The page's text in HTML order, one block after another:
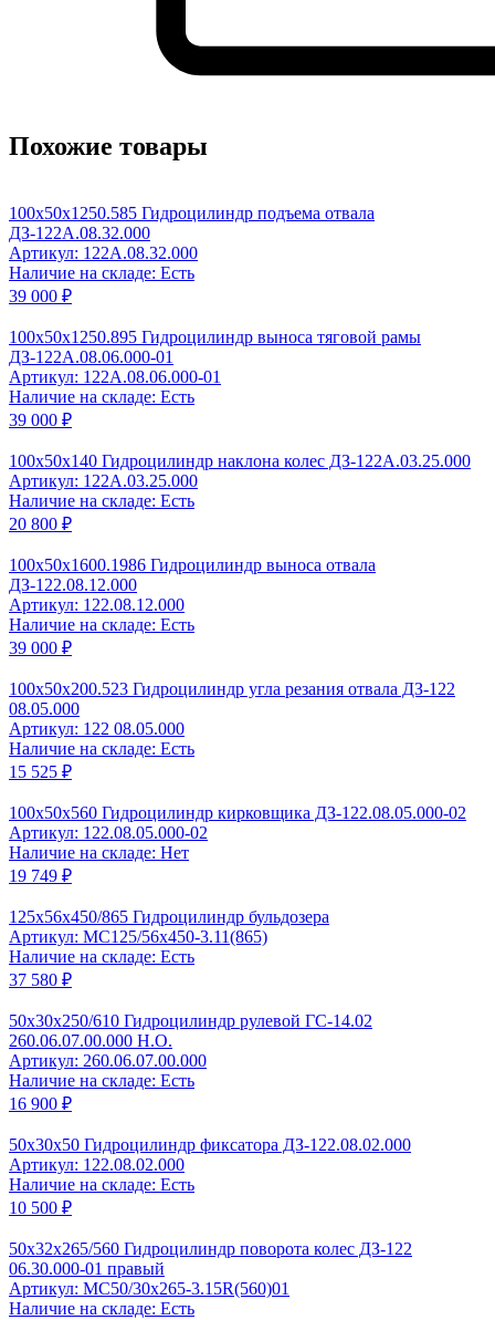
Похожие товары
100x50x1250.585 Гидроцилиндр подъема отвала
ДЗ-122А.08.32.000
Артикул: 122A.08.32.000
Наличие на складе: Есть
39 000 ₽
100x50x1250.895 Гидроцилиндр выноса тяговой рамы
ДЗ-122А.08.06.000-01
Артикул: 122A.08.06.000-01
Наличие на складе: Есть
39 000 ₽
100x50x140 Гидроцилиндр наклона колес ДЗ-122А.03.25.000
Артикул: 122A.03.25.000
Наличие на складе: Есть
20 800 ₽
100x50x1600.1986 Гидроцилиндр выноса отвала
ДЗ-122.08.12.000
Артикул: 122.08.12.000
Наличие на складе: Есть
39 000 ₽
100x50x200.523 Гидроцилиндр угла резания отвала ДЗ-122
08.05.000
Артикул: 122 08.05.000
Наличие на складе: Есть
15 525 ₽
100x50x560 Гидроцилиндр кирковщика ДЗ-122.08.05.000-02
Артикул: 122.08.05.000-02
Наличие на складе: Нет
19 749 ₽
125x56x450/865 Гидроцилиндр бульдозера
Артикул: MC125/56x450-3.11(865)
Наличие на складе: Есть
37 580 ₽
50x30x250/610 Гидроцилиндр рулевой ГС-14.02
260.06.07.00.000 Н.О.
Артикул: 260.06.07.00.000
Наличие на складе: Есть
16 900 ₽
50x30х50 Гидроцилиндр фиксатора ДЗ-122.08.02.000
Артикул: 122.08.02.000
Наличие на складе: Есть
10 500 ₽
50x32x265/560 Гидроцилиндр поворота колес ДЗ-122
06.30.000-01 правый
Артикул: MC50/30x265-3.15R(560)01
Наличие на складе: Есть